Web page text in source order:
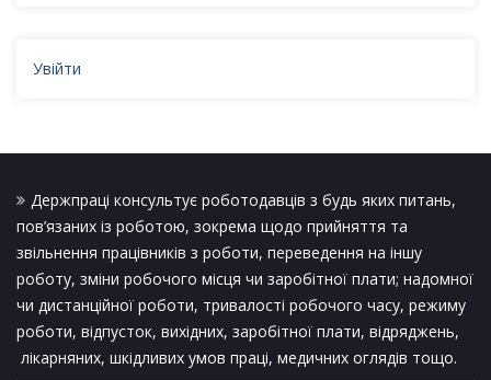
Увійти
Держпраці консультує роботодавців з будь яких питань,
пов’язаних із роботою, зокрема щодо прийняття та
звільнення працівників з роботи, переведення на іншу
роботу, зміни робочого місця чи заробітної плати; надомної
чи дистанційної роботи, тривалості робочого часу, режиму
роботи, відпусток, вихідних, заробітної плати, відряджень,
лікарняних, шкідливих умов праці, медичних оглядів тощо.